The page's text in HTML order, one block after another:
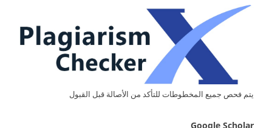
يتم فحص جميع المخطوطات للتأكد من الأصالة قبل القبول
Google Scholar